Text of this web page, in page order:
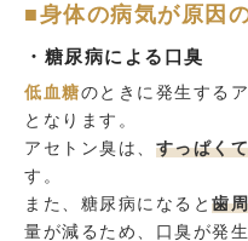
■身体の病気が原因
・糖尿病による口臭
低血糖のときに発生する
となります。
アセトン臭は、 すっぱく
す。
また、糖尿病になると 歯
量が減るため、口臭が発